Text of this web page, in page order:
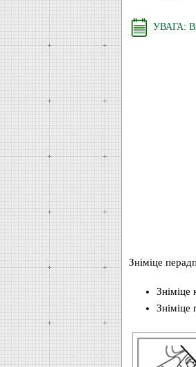
УВАГА:
Зніміце
Зніміце
Зніміце